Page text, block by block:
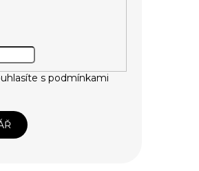
spodmínkami